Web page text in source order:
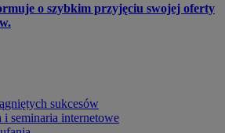
o szybkim przyjęciu swojej oferty
sukcesów
i seminaria internetowe